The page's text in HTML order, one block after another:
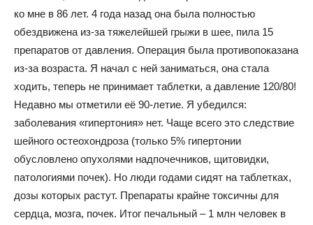
ко мне в 86 лет. 4 года назад она была полностью
обездвижена из-за тяжелейшей грыжи в шее, пила 15
препаратов от давления. Операция была противопоказана
из-за возраста. Я начал с ней заниматься, она стала
ходить, теперь не принимает таблетки, а давление 120/80!
Недавно мы отметили её 90-летие. Я убедился:
заболевания «гипертония» нет. Чаще всего это следствие
шейного остеохонд­роза (только 5% гипертонии
обусловлено опухолями надпочечников, щитовидки,
патологиями почек). Но люди годами сидят на таблетках,
дозы которых растут. Препараты крайне токсичны для
сердца, мозга, почек. Итог печальный – 1 млн человек в